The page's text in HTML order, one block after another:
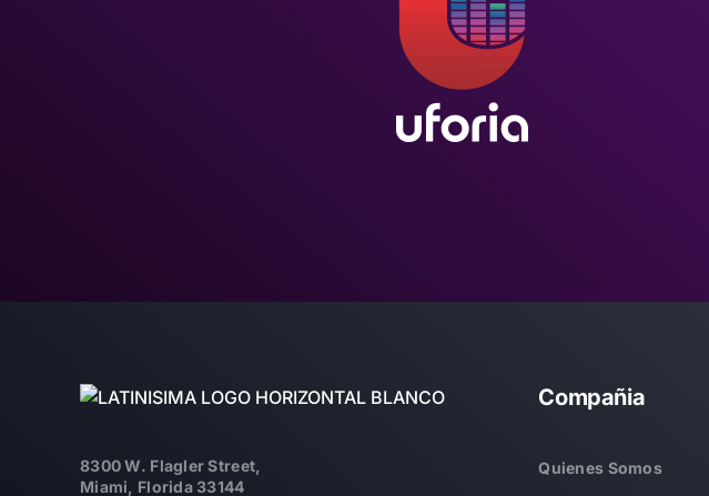
8300 W. Flagler Street,
Miami, Florida 33144
Compañia
Quienes Somos